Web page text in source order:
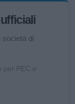
società di
per PEC e